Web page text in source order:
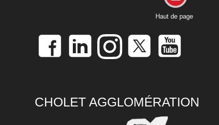
Haut de page
CHOLET AGGLOMÉRATION